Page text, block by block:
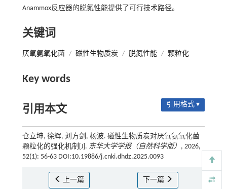
Anammox反应器的脱氮性能提供了可行技术路径。
关键词
厌氧氨氧化菌 / 磁性生物质炭 / 脱氮性能 / 颗粒化
Key words
引用本文 引用格式 ▾
仓立坤, 徐辉, 刘方剑, 杨波. 磁性生物质炭对厌氧氨氧化菌
颗粒化的强化机制[J]. 东华大学学报（自然科学版） , 2026,
52(1): 56-63 DOI:10.19886/j.cnki.dhdz.2025.0093
上一篇 下一篇